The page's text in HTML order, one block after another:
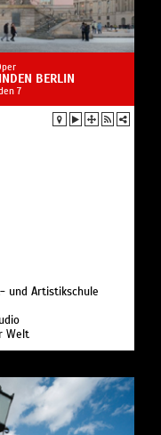
BERLIN
7
und Artistikschule
Welt